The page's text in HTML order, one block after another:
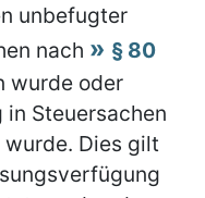
unbefugter
nach
§ 80
wurde oder
Steuersachen
wurde. Dies gilt